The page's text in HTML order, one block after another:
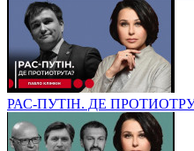
РАС-ПУТІН. ДЕ